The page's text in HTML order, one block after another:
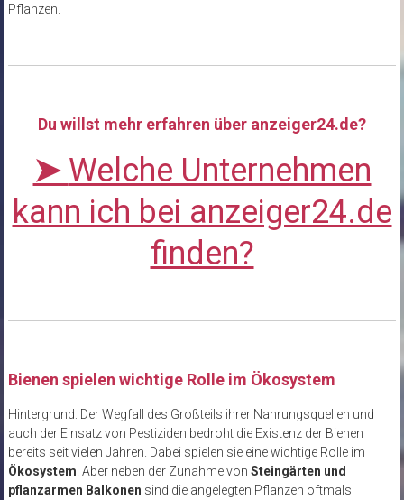
Pflanzen.
Du willst mehr erfahren über anzeiger24.de?
➤ Welche Unternehmen
kann ich bei anzeiger24.de
finden?
Bienen spielen wichtige Rolle im Ökosystem
Hintergrund: Der Wegfall des Großteils ihrer Nahrungsquellen und
auch der Einsatz von Pestiziden bedroht die Existenz der Bienen
bereits seit vielen Jahren. Dabei spielen sie eine wichtige Rolle im
Ökosystem . Aber neben der Zunahme von Steingärten und
pflanzarmen Balkonen sind die angelegten Pflanzen oftmals